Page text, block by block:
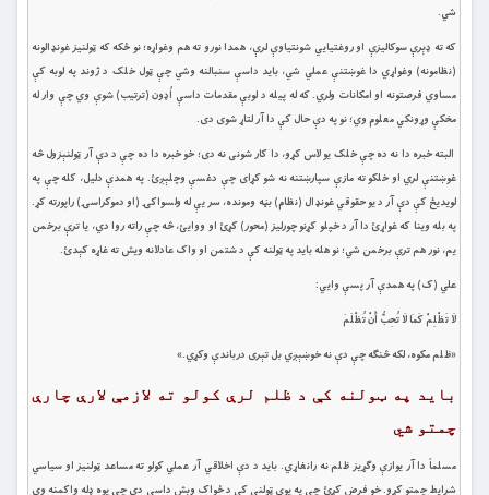
شي.
که ته ډېرې سوکاليزې او روغتيايي شونتياوې لرې، همدا نورو ته هم وغواړه؛ نو ځکه که ټولنيز غونډالونه
(نظامونه) وغواړي دا غوښتنې عملي شي، بايد داسې سنبالنه وشي چې ټول خلک د ژوند په لوبه کې
مساوي فرصتونه او امکانات ولري. که له پيله د لوبې مقدمات داسې اُډون (ترتیب) شوې وي چې وار له
مخکې وړونکي معلوم وي؛ نو په دې حال کې دا آر لتاړ شوی دی.
البته خبره دا نه ده چې خلک يو لاس کړو، دا کار شونی نه دی؛ خو خبره دا ده چې د دې آر ټولنېزول څه
غوښتنې لري او خلکو ته مازې سپارښتنه نه شو کړای چې دغسې وچلېږئ. په همدې دليل، کله چې په
لويديځ کې دې آر د يو حقوقي غونډال (نظام) بڼه ومونده، سر يې له ولسواکۍ (او دموکراسۍ) راپورته کړ.
په بله وينا که غواړئ دا آر د خپلو کړنو چورليز (محور) کړئ او ووايئ، څه چې راته روا دي، يا ترې برخمن
يم، نور هم ترې برخمن شي؛ نو هله بايد په ټولنه کې د شتمن او واک عادلانه ويش ته غاړه کېدئ.
علي (ک) په همدې آر پسې وايي:
لَا تَظْلِمْ كَمَا لَا تُحِبُّ أَنْ تُظْلَمَ
«ظلم مکوه، لکه څنګه چې دې نه خوښېږي بل تېری درباندې وکړي.»
بايد په ټولنه کې د ظلم لرې کولو ته لازمې لارې چارې
چمتو شي
مسلماً دا آر يوازې وګړيز ظلم نه رانغاړي. بايد د دې اخلاقي آر عملي کولو ته مساعد ټولنيز او سياسي
شرايط چمتو کړو. خو فرض کړئ چې په يوې ټولنې کې د ځواک وېش داسې دی چې يوه ډله واکمنه وي